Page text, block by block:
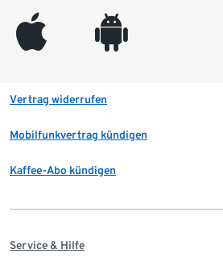
appleinc android
Vertrag widerrufen
Mobilfunkvertrag kündigen
Kaffee-Abo kündigen
Service & Hilfe